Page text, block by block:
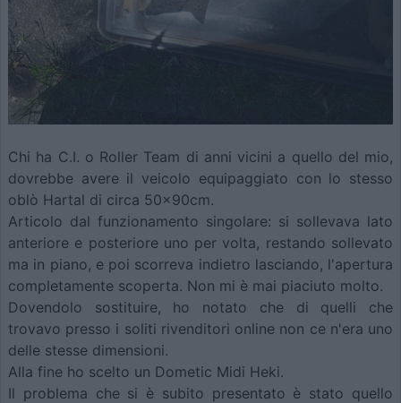
Chi ha C.I. o Roller Team di anni vicini a quello del mio,
dovrebbe avere il veicolo equipaggiato con lo stesso
oblò Hartal di circa 50x90cm.
Articolo dal funzionamento singolare: si sollevava lato
anteriore e posteriore uno per volta, restando sollevato
ma in piano, e poi scorreva indietro lasciando, l'apertura
completamente scoperta. Non mi è mai piaciuto molto.
Dovendolo sostituire, ho notato che di quelli che
trovavo presso i soliti rivenditori online non ce n'era uno
delle stesse dimensioni.
Alla fine ho scelto un Dometic Midi Heki.
Il problema che si è subito presentato è stato quello